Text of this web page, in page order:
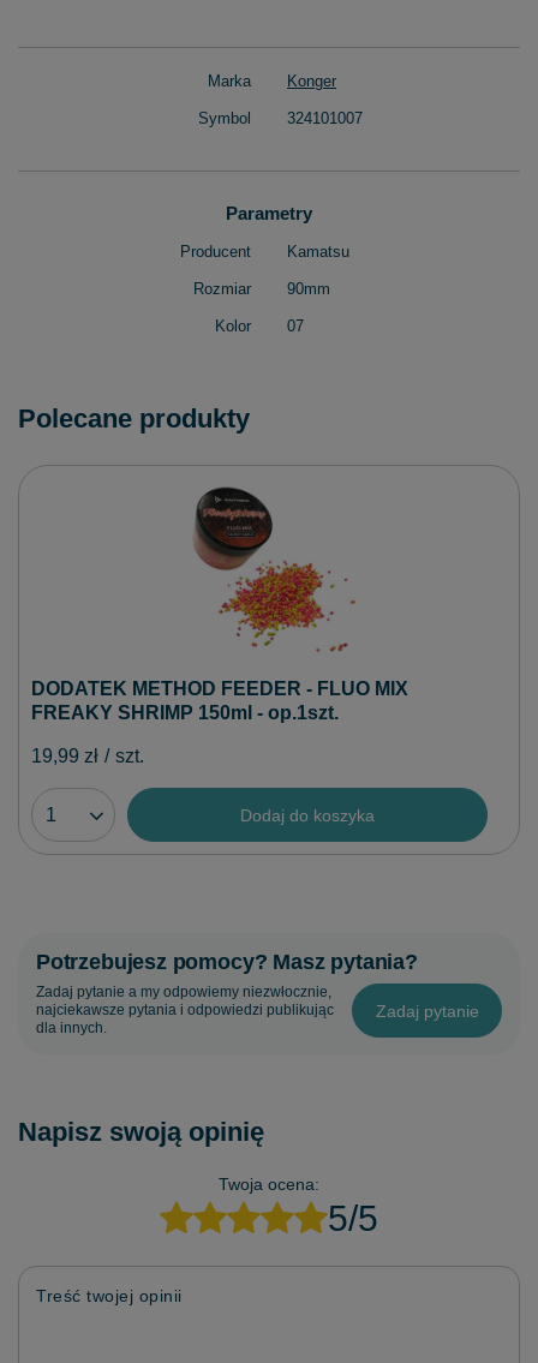
Marka Konger
Symbol 324101007
Parametry
Producent Kamatsu
Rozmiar 90mm
Kolor 07
Polecane produkty
DODATEK METHOD FEEDER - FLUO MIX
FREAKY SHRIMP 150ml - op.1szt.
19,99 zł / szt.
Dodaj do koszyka
Potrzebujesz pomocy? Masz pytania?
Zadaj pytanie a my odpowiemy niezwłocznie,
najciekawsze pytania i odpowiedzi publikując
dla innych.
Zadaj pytanie
Napisz swoją opinię
Twoja ocena:
5/5
Treść twojej opinii